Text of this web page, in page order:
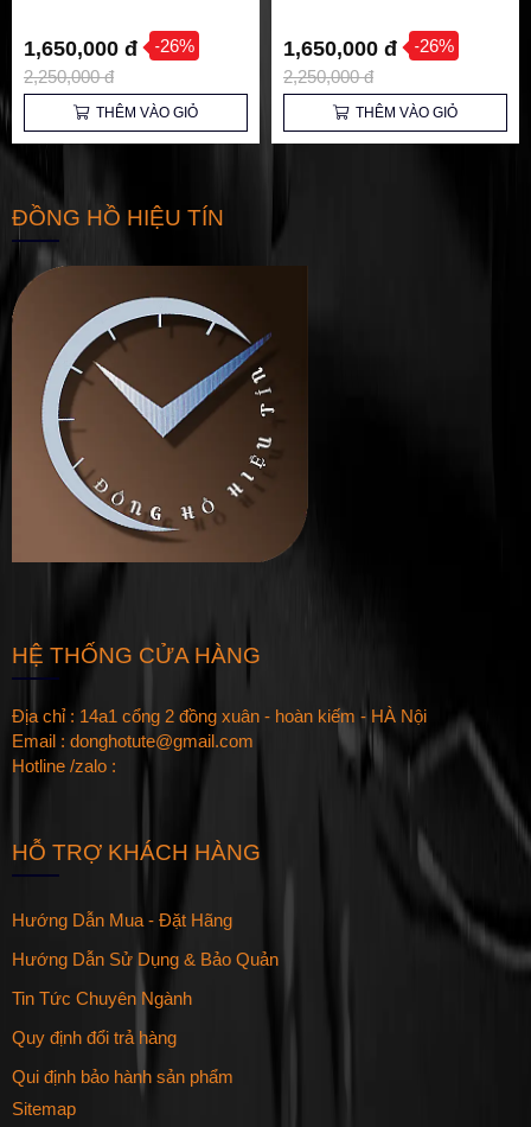
1,650,000 đ -26%
2,250,000 đ
THÊM VÀO GIỎ
1,650,000 đ -26%
2,250,000 đ
THÊM VÀO GIỎ
ĐỒNG HỒ HIỆU TÍN
HỆ THỐNG CỬA HÀNG
Địa chỉ : 14a1 cổng 2 đồng xuân - hoàn kiếm - HÀ Nội
Email : donghotute@gmail.com
Hotline /zalo :
HỖ TRỢ KHÁCH HÀNG
Hướng Dẫn Mua - Đặt Hãng
Hướng Dẫn Sử Dụng & Bảo Quản
Tin Tức Chuyên Ngành
Quy định đổi trả hàng
Qui định bảo hành sản phẩm
Sitemap